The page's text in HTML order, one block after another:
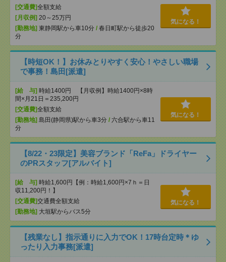
[交通費]全額支給
[月収例] 20～25万円
[勤務地] 東静岡駅から車10分 / 春日町駅から徒歩20
分
気になる！
【時短OK！】お休みとりやすく安心！やさしい職場
で事務！島田[派遣]
[給 与] 時給1400円 【月収例】時給1400円×8時
間×月21日＝235,200円
[交通費]全額支給
[勤務地] 島田(静岡県)駅から車3分 / 六合駅から車11
分
気になる！
【8/22・23限定】美容ブランド「ReFa」ドライヤー
のPRスタッフ[アルバイト]
[給 与] 時給1,600円【例：時給1,600円×7ｈ＝日
収11,200円！】
[交通費]交通費全額支給
[勤務地] 大垣駅からバス5分
気になる！
【残業なし】指示通りに入力でOK！17時台定時＊ゆ
ったり入力事務[派遣]